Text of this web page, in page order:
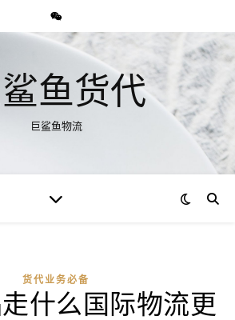
鱼货代
巨鲨鱼物流
货代业务必备
什么国际物流更